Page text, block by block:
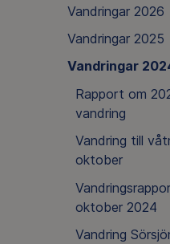
Vandringar 2026
Vandringar 2025
Vandringar
Rapport om
vandring
Vandring till
oktober
oktober 2024
Vandring